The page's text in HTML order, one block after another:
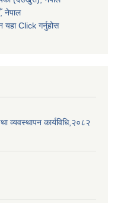
नेपाल
Click गर्नुहोस
व्यवस्थापन कार्यविधि,२०८२